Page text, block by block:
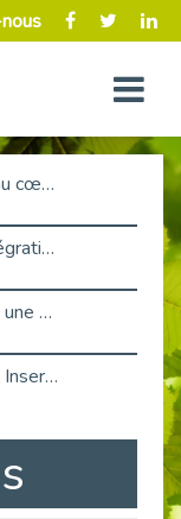
[Retour sur événement] L'inclusion au cœur de la Place de l'Emploi à La Défense !
Travailler autrement : Le défi de l'intégration des maladies chroniques en entreprise
Primark recrute avec Cap Emploi 92, une matinée couronnée de succès !
Job Dating de Colombes – Emploi et Insertion
Aborder l'entretien et la situation de handicap en toute confiance
Retour sur l’atelier « Optimiser sa recherche d’emploi »